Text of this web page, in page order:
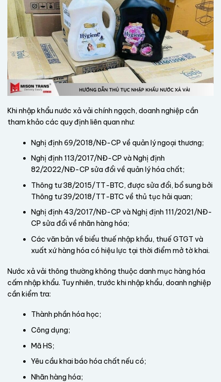
Khi nhập khẩu nước xả vải chính ngạch, doanh nghiệp cần
tham khảo các quy định liên quan như:
Nghị định 69/2018/NĐ-CP về quản lý ngoại thương;
Nghị định 113/2017/NĐ-CP và Nghị định
82/2022/NĐ-CP sửa đổi về quản lý hóa chất;
Thông tư 38/2015/TT-BTC, được sửa đổi, bổ sung bởi
Thông tư 39/2018/TT-BTC về thủ tục hải quan;
Nghị định 43/2017/NĐ-CP và Nghị định 111/2021/NĐ-
CP sửa đổi về nhãn hàng hóa;
Các văn bản về biểu thuế nhập khẩu, thuế GTGT và
xuất xứ hàng hóa có hiệu lực tại thời điểm mở tờ khai.
Nước xả vải thông thường không thuộc danh mục hàng hóa
cấm nhập khẩu. Tuy nhiên, trước khi nhập khẩu, doanh nghiệp
cần kiểm tra:
Thành phần hóa học;
Công dụng;
Mã HS;
Yêu cầu khai báo hóa chất nếu có;
Nhãn hàng hóa;